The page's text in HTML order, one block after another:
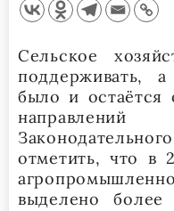
Сельское
поддерживать,
было и остаётся
направлений
отметить, что в
выделено